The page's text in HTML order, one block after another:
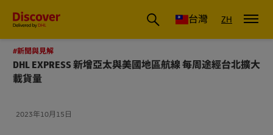
DHL 台灣：國際快遞商業洞察與物流指南台灣 ZH
#新聞與見解
DHL EXPRESS 新增亞太與美國地區航線 每周途經台北擴大
載貨量
2023年10月15日